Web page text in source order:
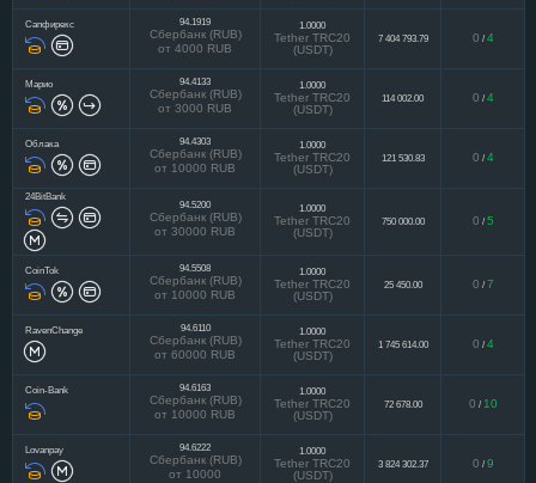
Сапфирекс 94.1919
Сбербанк (RUB)
от 4000 RUB
1.0000
Tether TRC20
(USDT)
7 404 793.79 0 / 4
Марио 94.4133
Сбербанк (RUB)
от 3000 RUB
1.0000
Tether TRC20
(USDT)
114 002.00 0 / 4
Облака 94.4303
Сбербанк (RUB)
от 10000 RUB
1.0000
Tether TRC20
(USDT)
121 530.83 0 / 4
24BitBank
94.5200
Сбербанк (RUB)
от 30000 RUB
1.0000
Tether TRC20
(USDT)
750 000.00 0 / 5
CoinTok 94.5508
Сбербанк (RUB)
от 10000 RUB
1.0000
Tether TRC20
(USDT)
25 450.00 0 / 7
RavenChange 94.6110
Сбербанк (RUB)
от 60000 RUB
1.0000
Tether TRC20
(USDT)
1 745 614.00 0 / 4
Coin-Bank 94.6163
Сбербанк (RUB)
от 10000 RUB
1.0000
Tether TRC20
(USDT)
72 678.00 0 / 10
Lovanpay 94.6222
Сбербанк (RUB)
от 10000
1.0000
Tether TRC20
(USDT)
3 824 302.37 0 / 9